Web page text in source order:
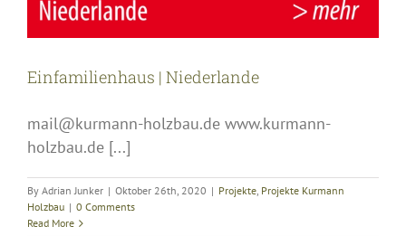
Einfamilienhaus | Niederlande
mail@kurmann-holzbau.de www.kurmann-
holzbau.de [...]
By Adrian Junker | Oktober 26th, 2020 | Projekte, Projekte Kurmann
Holzbau | 0 Comments
Read More